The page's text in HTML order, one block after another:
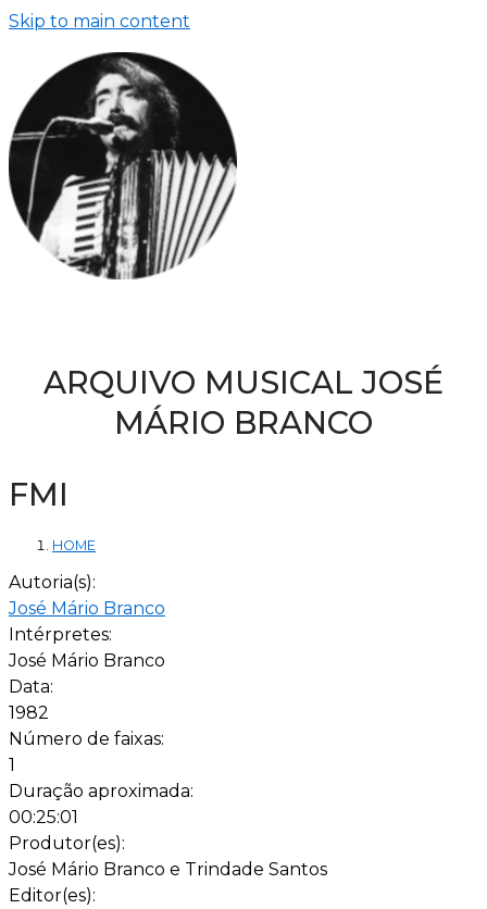
Skip to main content
ARQUIVO MUSICAL JOSÉ
MÁRIO BRANCO
FMI
HOME
Autoria(s):
José Mário Branco
Intérpretes:
José Mário Branco
Data:
1982
Número de faixas:
1
Duração aproximada:
00:25:01
Produtor(es):
José Mário Branco e Trindade Santos
Editor(es):